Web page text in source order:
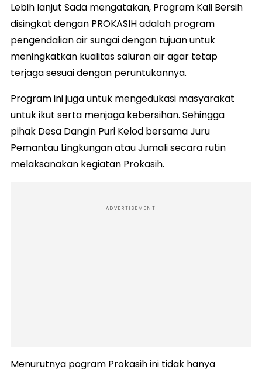
Lebih lanjut Sada mengatakan, Program Kali Bersih
disingkat dengan PROKASIH adalah program
pengendalian air sungai dengan tujuan untuk
meningkatkan kualitas saluran air agar tetap
terjaga sesuai dengan peruntukannya.
Program ini juga untuk mengedukasi masyarakat
untuk ikut serta menjaga kebersihan. Sehingga
pihak Desa Dangin Puri Kelod bersama Juru
Pemantau Lingkungan atau Jumali secara rutin
melaksanakan kegiatan Prokasih.
ADVERTISEMENT
Menurutnya pogram Prokasih ini tidak hanya